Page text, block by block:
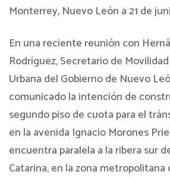
Monterrey, Nuevo León a 21 de
En una reciente reunión con
Rodríguez, Secretario de
Urbana del Gobierno de Nuevo
comunicado la intención de
segundo piso de cuota para el
en la avenida Ignacio Morones
encuentra paralela a la ribera sur
Catarina, en la zona